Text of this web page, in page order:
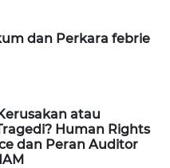
dan Perkara febrie
atau
Human Rights
dan Peran Auditor